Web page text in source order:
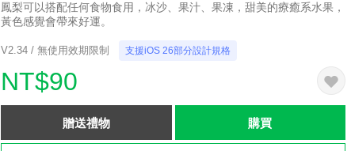
鳳梨可以搭配任何食物食用，冰沙、果汁、果凍，甜美的療癒系水果，
黃色感覺會帶來好運。
V2.34 / 無使用效期限制 支援iOS 26部分設計規格
NT$90
贈送禮物 購買